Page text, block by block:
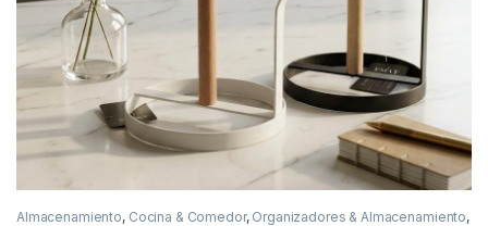
Almacenamiento, Cocina & Comedor, Organizadores & Almacenamiento,